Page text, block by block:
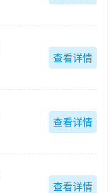
查看详情
查看详情
查看详情